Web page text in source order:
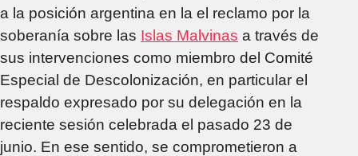
a la posición argentina en la el reclamo por la
soberanía sobre las Islas Malvinas a través de
sus intervenciones como miembro del Comité
Especial de Descolonización, en particular el
respaldo expresado por su delegación en la
reciente sesión celebrada el pasado 23 de
junio. En ese sentido, se comprometieron a